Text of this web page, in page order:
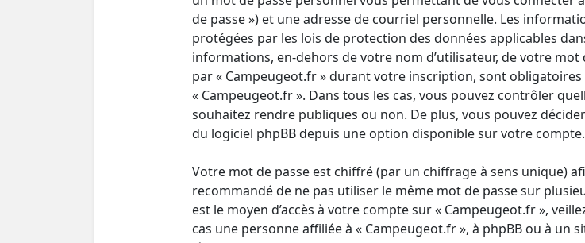
de passe ») et une adresse de courriel personnelle. Les
protégées par les lois de protection des données applicables
informations, en-dehors de votre nom d’utilisateur, de votre
par « Campeugeot.fr » durant votre inscription, sont
« Campeugeot.fr ». Dans tous les cas, vous pouvez contrôler
souhaitez rendre publiques ou non. De plus, vous pouvez
du logiciel phpBB depuis une option disponible sur votre compte.
Votre mot de passe est chiffré (par un chiffrage à sens unique)
recommandé de ne pas utiliser le même mot de passe sur
est le moyen d’accès à votre compte sur « Campeugeot.fr »,
cas une personne affiliée à « Campeugeot.fr », à phpBB ou à un